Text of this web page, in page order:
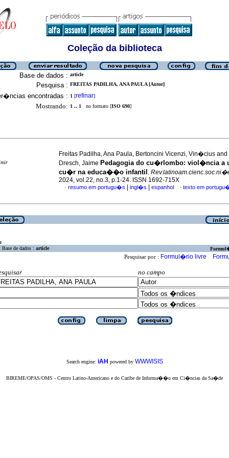
Coleção da biblioteca
Base de dados : article
Pesquisa : FREITAS PADILHA, ANA PAULA [Autor]
encontradas : 1 [refinar]
Mostrando: 1 .. 1 no formato [ISO 690]
Freitas Padilha, Ana Paula, Bertoncini Vicenzi, Vin�cius and
Dresch, Jaime Pedagogia do cu�rlombo: viol�ncia a
cu�r na educa��o infantil .
2024, vol.22, no.3, p.1-24. ISSN 1692-715X
· resumo em portugu�s ingl�s espanhol · texto em
Base de dados : article
Pesquisar por : Formul�rio livre
no campo
Search engine: iAH powered by WWWISIS
BIREME/OPAS/OMS - Centro Latino-Americano e do Caribe de Informa��o em Ci�ncias da Sa�de